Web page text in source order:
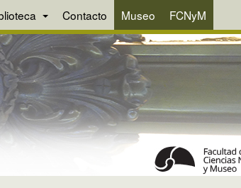
Contacto Museo FCNyM